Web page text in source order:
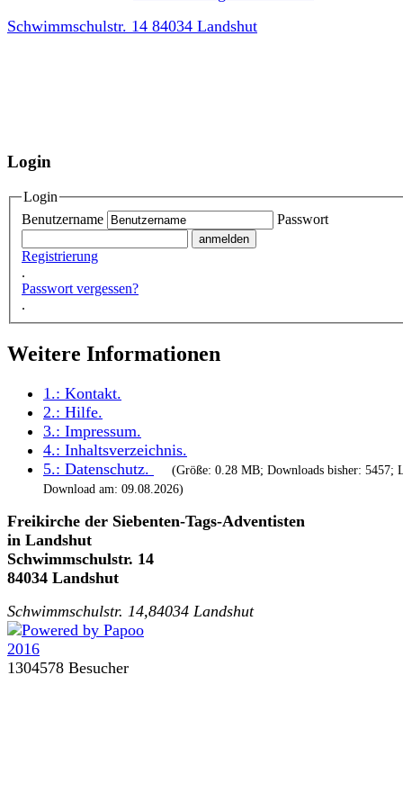
Schwimmschulstr. 14 84034 Landshut
Login
Login
Benutzername
Passwort
Registrierung
.
Passwort vergessen?
.
Weitere Informationen
1.: Kontakt.
2.: Hilfe.
3.: Impressum.
4.: Inhaltsverzeichnis.
5.: Datenschutz.
(Größe: 0.28 MB; Downloads bisher: 5457;
Download am: 09.08.2026)
Freikirche der Siebenten-Tags-Adventisten
in Landshut
Schwimmschulstr. 14
84034 Landshut
Schwimmschulstr. 14,84034 Landshut
1304578 Besucher